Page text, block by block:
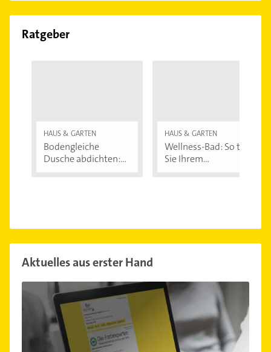
Ratgeber
HAUS & GARTEN
Bodengleiche
Dusche abdichten:...
HAUS & GARTEN
Wellness-Bad: So tun
Sie Ihrem...
Aktuelles aus erster Hand